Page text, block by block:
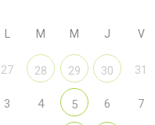
M M J V
27 28 29 30 31
3 4 5 6 7